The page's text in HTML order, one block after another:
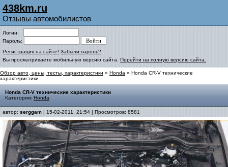
438km.ru
Отзывы автомобилистов
Логин:
Пароль:
Регистрация на сайте! Забыли пароль?
Вы просматриваете мобильную версию сайта. Перейти на полную версию сайта.
Обзор авто, цены, тесты, характеристики » Honda » Honda CR-V технические
характеристики
Honda CR-V технические характеристики
Категория: Honda
автор: serggam | 15-02-2011, 21:54 | Просмотров: 8581